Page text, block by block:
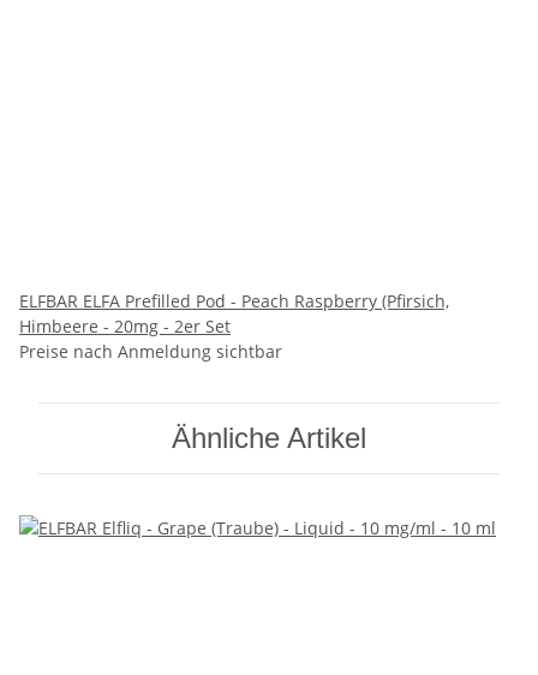
ELFBAR ELFA Prefilled Pod - Peach Raspberry (Pfirsich,
Himbeere - 20mg - 2er Set
Preise nach Anmeldung sichtbar
Ähnliche Artikel